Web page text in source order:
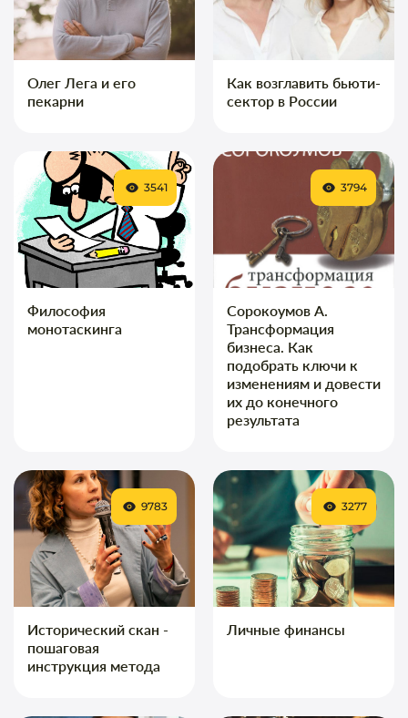
Олег Лега и его
пекарни
Как возглавить бьюти-
сектор в России
Философия
монотаскинга
3541
Сорокоумов А.
Трансформация
бизнеса. Как
подобрать ключи к
изменениям и довести
их до конечного
результата
3794
Исторический скан -
пошаговая
инструкция метода
9783
Личные финансы
3277